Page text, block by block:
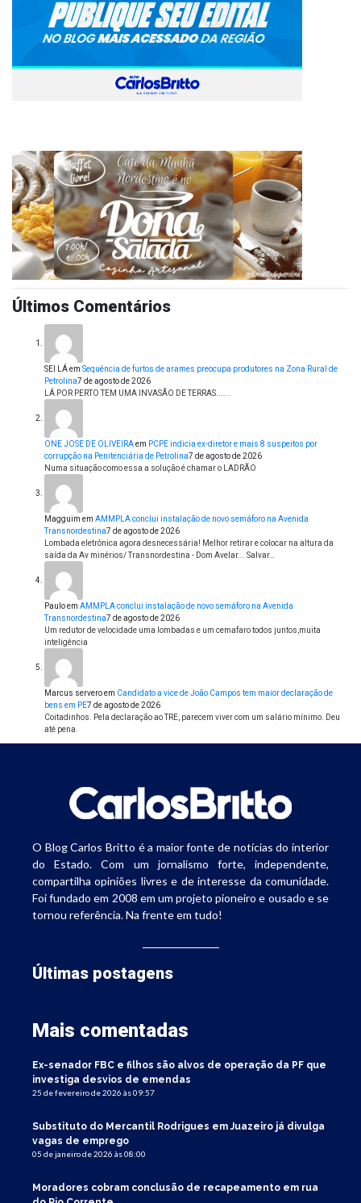
Últimos Comentários
SEI LÁem Sequência de furtos de arames preocupa produtores na Zona Rural de
Petrolina7 de agosto de 2026
LÁ POR PERTO TEM UMA INVASÃO DE TERRAS......
ONE JOSE DE OLIVEIRAem PCPE indicia ex-diretor e mais 8 suspeitos por
corrupção na Penitenciária de Petrolina7 de agosto de 2026
Numa situação como essa a solução é chamar o LADRÃO
Magguim em AMMPLA conclui instalação de novo semáforo na Avenida
Transnordestina7 de agosto de 2026
Lombada eletrônica agora desnecessária! Melhor retirar e colocar na altura da
saída da Av minérios/ Transnordestina - Dom Avelar... Salvar…
Pauloem AMMPLA conclui instalação de novo semáforo na Avenida
Transnordestina7 de agosto de 2026
Um redutor de velocidade uma lombadas e um cemafaro todos juntos,muita
inteligência
Marcus serveroem Candidato a vice de João Campos tem maior declaração de
bens em PE7 de agosto de 2026
Coitadinhos. Pela declaração ao TRE, parecem viver com um salário mínimo. Deu
até pena.
O Blog Carlos Britto é a maior fonte de notícias do interior
do Estado. Com um jornalismo forte, independente,
compartilha opiniões livres e de interesse da comunidade.
Foi fundado em 2008 em um projeto pioneiro e ousado e se
tornou referência. Na frente em tudo!
Últimas postagens
Mais comentadas
Ex-senador FBC e filhos são alvos de operação da PF que
investiga desvios de emendas
25 de fevereiro de 2026 às 09:57
Substituto do Mercantil Rodrigues em Juazeiro já divulga
vagas de emprego
05 de janeiro de 2026 às 08:00
Moradores cobram conclusão de recapeamento em rua